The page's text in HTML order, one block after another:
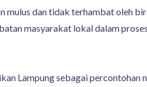
mulus dan tidak terhambat oleh
masyarakat lokal dalam
Lampung sebagai percontohan